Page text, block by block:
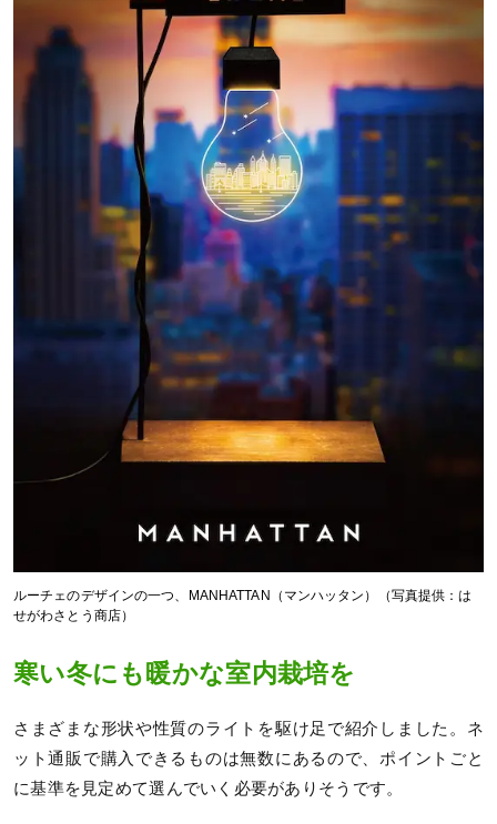
ルーチェのデザインの一つ、MANHATTAN（マンハッタン）（写真提供：は
せがわさとう商店）
寒い冬にも暖かな室内栽培を
さまざまな形状や性質のライトを駆け足で紹介しました。ネ
ット通販で購入できるものは無数にあるので、ポイントごと
に基準を見定めて選んでいく必要がありそうです。